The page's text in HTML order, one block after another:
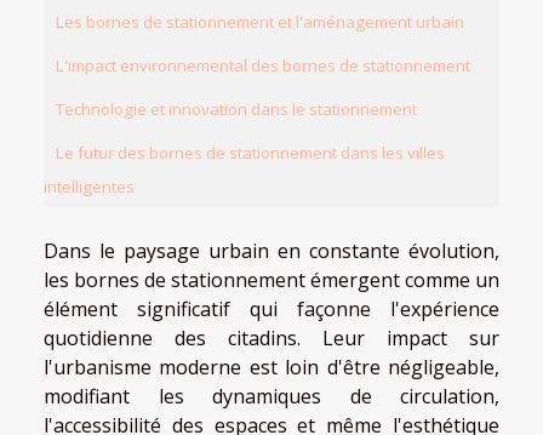
Les bornes de stationnement et l'aménagement urbain
L'impact environnemental des bornes de stationnement
Technologie et innovation dans le stationnement
Le futur des bornes de stationnement dans les villes
intelligentes
Dans le paysage urbain en constante évolution,
les bornes de stationnement émergent comme un
élément significatif qui façonne l'expérience
quotidienne des citadins. Leur impact sur
l'urbanisme moderne est loin d'être négligeable,
modifiant les dynamiques de circulation,
l'accessibilité des espaces et même l'esthétique